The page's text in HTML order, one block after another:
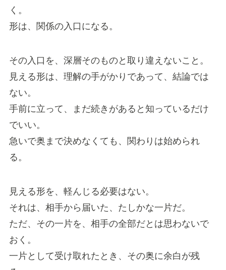
く。
形は、関係の入口になる。
その入口を、深層そのものと取り違えないこと。
見える形は、理解の手がかりであって、結論では
ない。
手前に立って、まだ続きがあると知っているだけ
でいい。
急いで奥まで決めなくても、関わりは始められ
る。
見える形を、軽んじる必要はない。
それは、相手から届いた、たしかな一片だ。
ただ、その一片を、相手の全部だとは思わないで
おく。
一片として受け取れたとき、その奥に余白が残